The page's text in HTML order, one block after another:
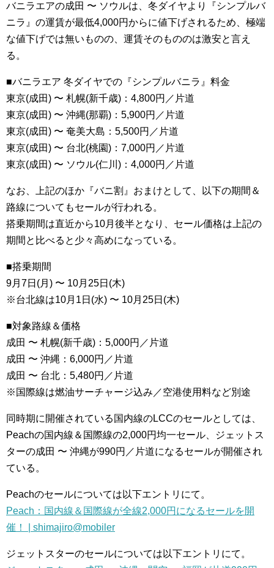
バニラエアの成田 〜 ソウルは、冬ダイヤより『シンプルバ
ニラ』の運賃が最低4,000円からに値下げされるため、極端
な値下げでは無いものの、運賃そのもののは激安と言え
る。
■バニラエア 冬ダイヤでの『シンプルバニラ』料金
東京(成田) 〜 札幌(新千歳)：4,800円／片道
東京(成田) 〜 沖縄(那覇)：5,900円／片道
東京(成田) 〜 奄美大島：5,500円／片道
東京(成田) 〜 台北(桃園)：7,000円／片道
東京(成田) 〜 ソウル(仁川)：4,000円／片道
なお、上記のほか『バニ割』おまけとして、以下の期間＆
路線についてもセールが行われる。
搭乗期間は直近から10月後半となり、セール価格は上記の
期間と比べると少々高めになっている。
■搭乗期間
9月7日(月) 〜 10月25日(木)
※台北線は10月1日(水) 〜 10月25日(木)
■対象路線＆価格
成田 〜 札幌(新千歳)：5,000円／片道
成田 〜 沖縄：6,000円／片道
成田 〜 台北：5,480円／片道
※国際線は燃油サーチャージ込み／空港使用料など別途
同時期に開催されている国内線のLCCのセールとしては、
Peachの国内線＆国際線の2,000円均一セール、ジェットス
ターの成田 〜 沖縄が990円／片道になるセールが開催され
ている。
Peachのセールについては以下エントリにて。
Peach：国内線＆国際線が全線2,000円になるセールを開
催！ | shimajiro@mobiler
ジェットスターのセールについては以下エントリにて。